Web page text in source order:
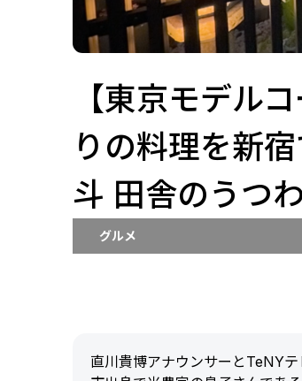
【東京モデル
りの料理を新
斗 田舎のうつわ
グルメ
直川貴博アナウンサーとTeNY